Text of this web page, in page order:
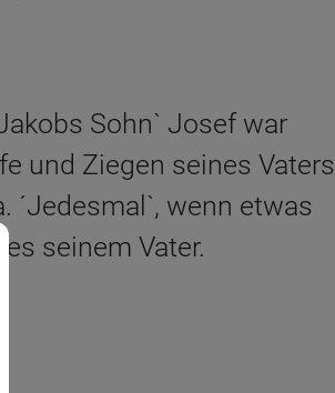
Sohn` Josef war
und Ziegen seines Vaters
´Jedesmal`, wenn etwas
seinem Vater.